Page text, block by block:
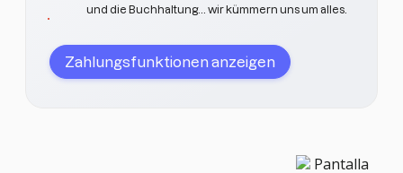
und die Buchhaltung... wir kümmern uns um alles.
Zahlungsfunktionen anzeigen